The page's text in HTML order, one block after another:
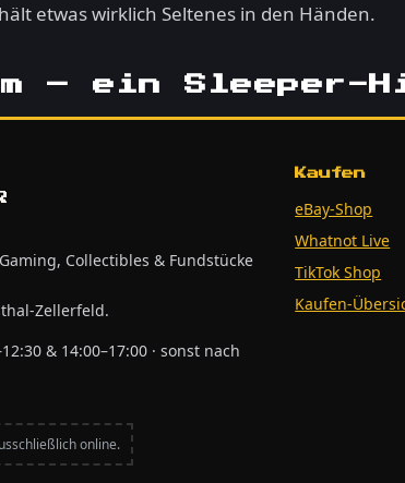
etwas wirklich Seltenes in den Händen.
– ein Sleeper-
Collectibles & Fundstücke
Zellerfeld.
& 14:00–17:00 · sonst nach
online.
Kaufen
eBay-Shop
Whatnot Live
TikTok Shop
Kaufen-